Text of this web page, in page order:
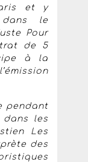
et y
dans le
Pour
de 5
à la
pendant
les
Les
des